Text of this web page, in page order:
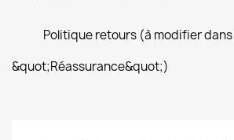
Politique retours (à modifier dans
&quot;Réassurance&quot;)